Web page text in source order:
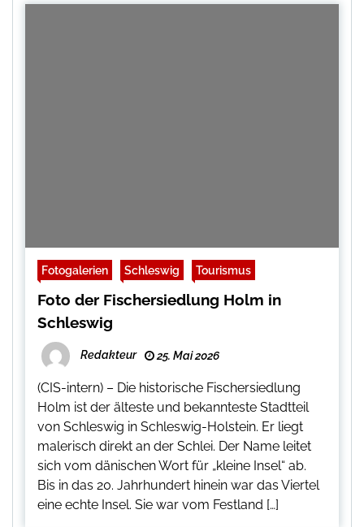
Fotogalerien Schleswig Tourismus
Foto der Fischersiedlung Holm in
Schleswig
Redakteur 25. Mai 2026
(CIS-intern) – Die historische Fischersiedlung
Holm ist der älteste und bekannteste Stadtteil
von Schleswig in Schleswig-Holstein. Er liegt
malerisch direkt an der Schlei. Der Name leitet
sich vom dänischen Wort für „kleine Insel“ ab.
Bis in das 20. Jahrhundert hinein war das Viertel
eine echte Insel. Sie war vom Festland […]